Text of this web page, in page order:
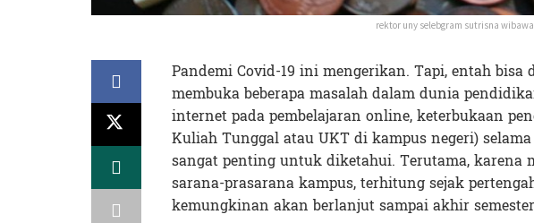
rektor uny selebgram sutrisna
Pandemi Covid-19 ini mengerikan. Tapi, entah
membuka beberapa masalah dalam dunia
internet pada pembelajaran online, keterbukaan
Kuliah Tunggal atau UKT di kampus negeri)
sangat penting untuk diketahui. Terutama, karena
sarana-prasarana kampus, terhitung sejak
kemungkinan akan berlanjut sampai akhir